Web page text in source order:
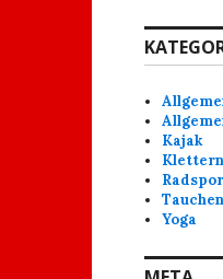
Kajak
Klettern
Tauchen
Yoga